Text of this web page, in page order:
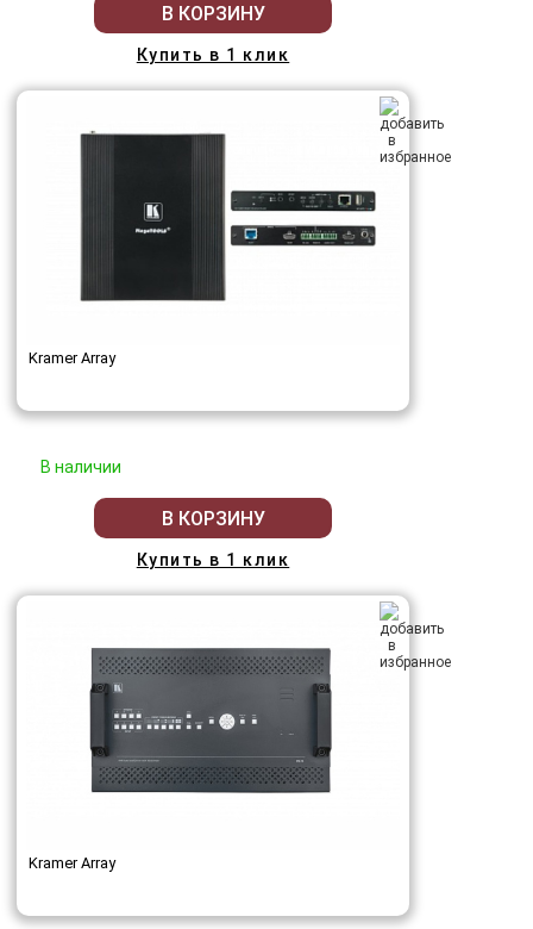
В КОРЗИНУ
Купить в 1 клик
Kramer Array
В наличии
В КОРЗИНУ
Купить в 1 клик
Kramer Array